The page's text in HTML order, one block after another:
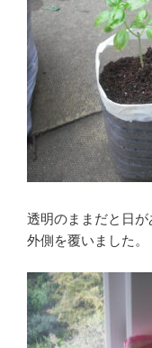
透明のままだと日が
外側を覆いました。